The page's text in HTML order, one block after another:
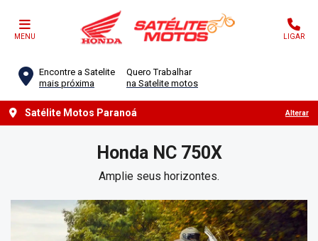
MENU LIGAR
Encontre a Satelite
mais próxima
Quero Trabalhar
na Satelite motos
Satélite Motos Paranoá Alterar
HondaNC 750X
Amplie seus horizontes.